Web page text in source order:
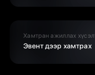
Хамтран ажиллах
Эвент дээр хамтрах